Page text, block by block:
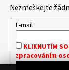
Nezmeškejte
E-mail
KLIKNUTÍM
zpracováním